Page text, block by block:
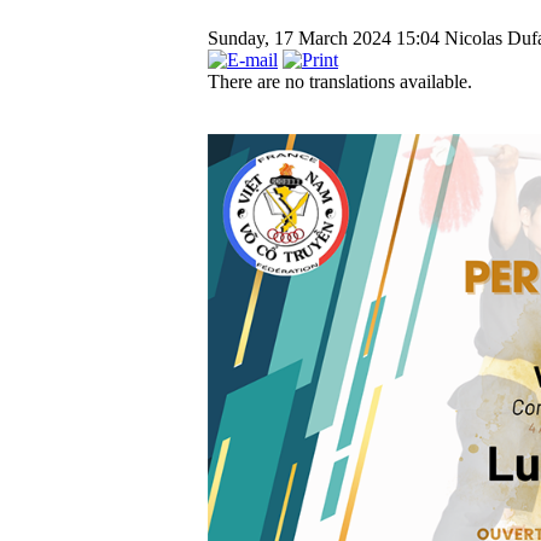
Sunday, 17 March 2024 15:04 Nicolas
There are no translations available.